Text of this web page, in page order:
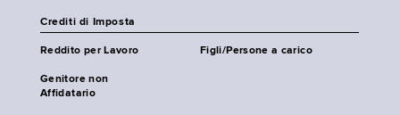
Crediti di Imposta
Reddito per Lavoro Figli/Persone a carico
Genitore non
Affidatario